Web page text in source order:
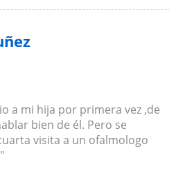
a mi hija por primera vez ,de
bien de él. Pero se
visita a un ofalmologo